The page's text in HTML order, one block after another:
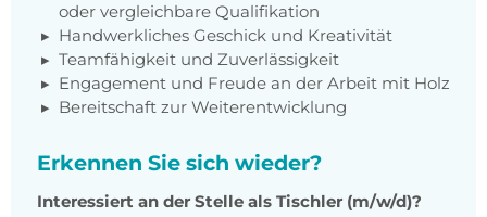
oder vergleichbare Qualifikation
Handwerkliches Geschick und Kreativität
Teamfähigkeit und Zuverlässigkeit
Engagement und Freude an der Arbeit mit Holz
Bereitschaft zur Weiterentwicklung
Erkennen Sie sich wieder?
Interessiert an der Stelle als Tischler (m/w/d)?